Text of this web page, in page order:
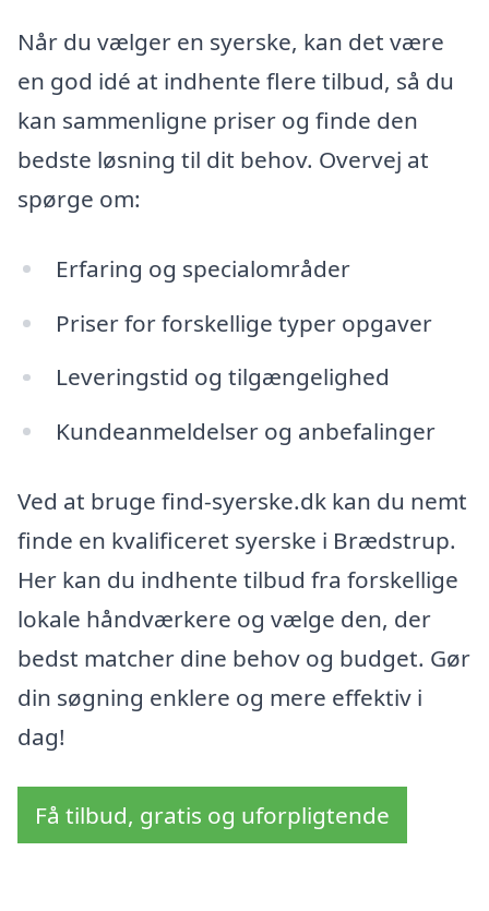
Når du vælger en syerske, kan det være
en god idé at indhente flere tilbud, så du
kan sammenligne priser og finde den
bedste løsning til dit behov. Overvej at
spørge om:
Erfaring og specialområder
Priser for forskellige typer opgaver
Leveringstid og tilgængelighed
Kundeanmeldelser og anbefalinger
Ved at bruge find-syerske.dk kan du nemt
finde en kvalificeret syerske i Brædstrup.
Her kan du indhente tilbud fra forskellige
lokale håndværkere og vælge den, der
bedst matcher dine behov og budget. Gør
din søgning enklere og mere effektiv i
dag!
Få tilbud, gratis og uforpligtende